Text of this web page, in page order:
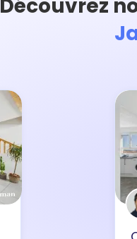
Découvrez